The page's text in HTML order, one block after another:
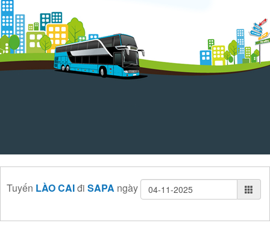
Tuyến LÀO CAIđi SAPA ngày